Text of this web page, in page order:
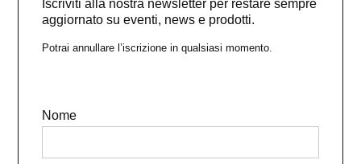
Iscriviti alla nostra newsletter per restare sempre
aggiornato su eventi, news e prodotti.
Potrai annullare l’iscrizione in qualsiasi momento.
Nome